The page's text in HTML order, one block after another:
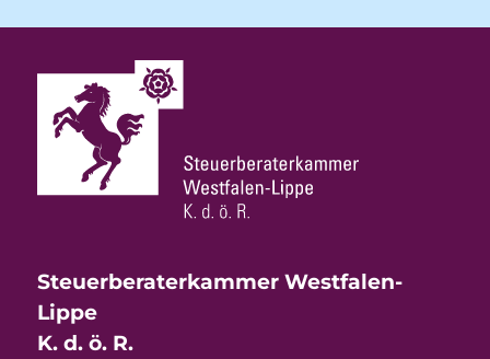
Steuerberaterkammer Westfalen-
Lippe
K. d. ö. R.